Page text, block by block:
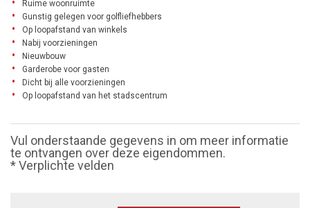
Ruime woonruimte
Gunstig gelegen voor golfliefhebbers
Op loopafstand van winkels
Nabij voorzieningen
Nieuwbouw
Garderobe voor gasten
Dicht bij alle voorzieningen
Op loopafstand van het stadscentrum
Vul onderstaande gegevens in om meer informatie
te ontvangen over deze eigendommen.
* Verplichte velden